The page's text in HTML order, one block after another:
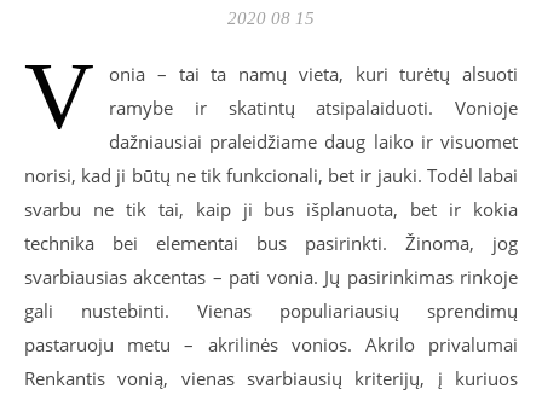
2020 08 15
V
onia – tai ta namų vieta, kuri turėtų alsuoti
ramybe ir skatintų atsipalaiduoti. Vonioje
dažniausiai praleidžiame daug laiko ir visuomet
norisi, kad ji būtų ne tik funkcionali, bet ir jauki. Todėl labai
svarbu ne tik tai, kaip ji bus išplanuota, bet ir kokia
technika bei elementai bus pasirinkti. Žinoma, jog
svarbiausias akcentas – pati vonia. Jų pasirinkimas rinkoje
gali nustebinti. Vienas populiariausių sprendimų
pastaruoju metu – akrilinės vonios. Akrilo privalumai
Renkantis vonią, vienas svarbiausių kriterijų, į kuriuos